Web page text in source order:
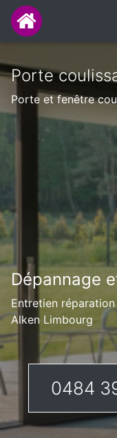
Porte
Porte et fenêtre
Dépannage
Entretien
Alken Limbourg
0484